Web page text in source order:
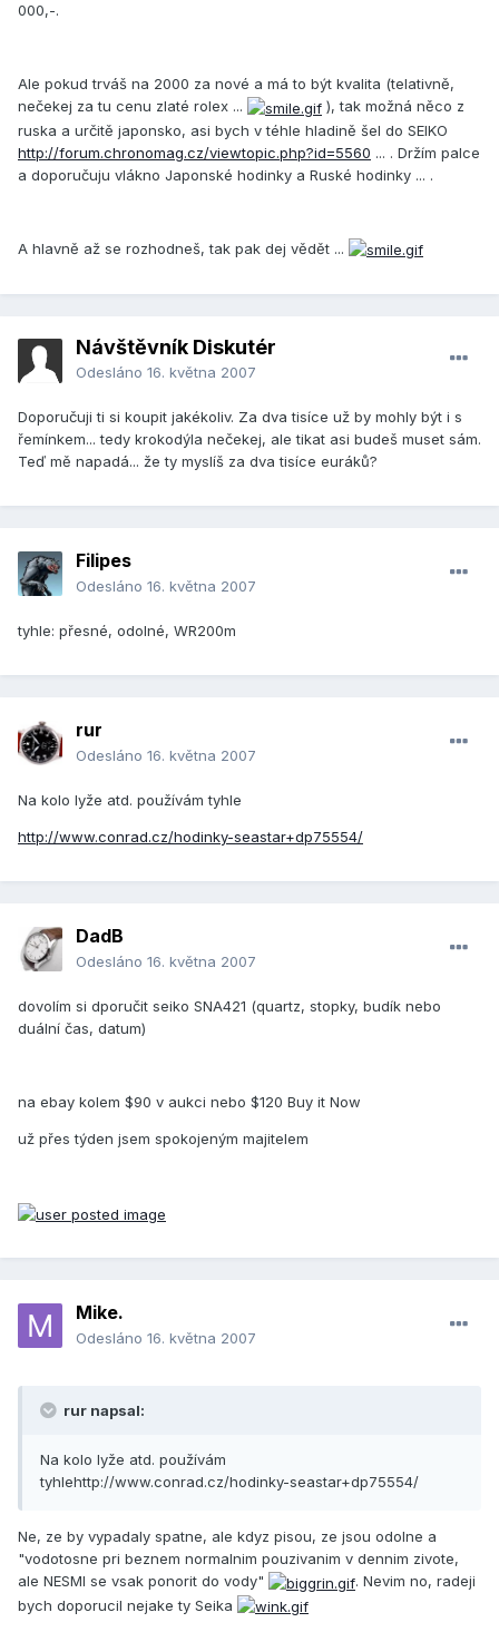
000,-.
Ale pokud trváš na 2000 za nové a má to být kvalita (telativně,
nečekej za tu cenu zlaté rolex ...
), tak možná něco z
ruska a určitě japonsko, asi bych v téhle hladině šel do SEIKO
http://forum.chronomag.cz/viewtopic.php?id=5560 ... . Držím palce
a doporučuju vlákno Japonské hodinky a Ruské hodinky ... .
A hlavně až se rozhodneš, tak pak dej vědět ...
Návštěvník Diskutér
Odesláno 16. května 2007
Doporučuji ti si koupit jakékoliv. Za dva tisíce už by mohly být i s
řemínkem... tedy krokodýla nečekej, ale tikat asi budeš muset sám.
Teď mě napadá... že ty myslíš za dva tisíce euráků?
Filipes
Odesláno 16. května 2007
tyhle: přesné, odolné, WR200m
rur
Odesláno 16. května 2007
Na kolo lyže atd. používám tyhle
http://www.conrad.cz/hodinky-seastar+dp75554/
DadB
Odesláno 16. května 2007
dovolím si dporučit seiko SNA421 (quartz, stopky, budík nebo
duální čas, datum)
na ebay kolem $90 v aukci nebo $120 Buy it Now
už přes týden jsem spokojeným majitelem
Mike.
Odesláno 16. května 2007
rur napsal:
Na kolo lyže atd. používám
tyhlehttp://www.conrad.cz/hodinky-seastar+dp75554/
Ne, ze by vypadaly spatne, ale kdyz pisou, ze jsou odolne a
"vodotosne pri beznem normalnim pouzivanim v dennim zivote,
ale NESMI se vsak ponorit do vody"
. Nevim no, radeji
bych doporucil nejake ty Seika